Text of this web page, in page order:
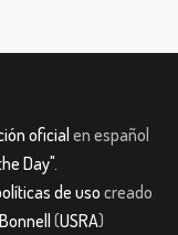
oficial en español
Day".
de uso creado
(USRA)